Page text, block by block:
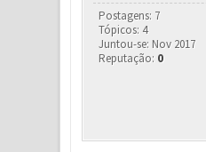
Postagens: 7
Tópicos: 4
Juntou-se: Nov 2017
Reputação: 0